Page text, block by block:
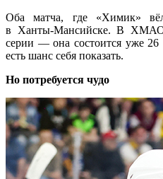
Оба матча, где «Химик»
в Ханты‑Мансийске. В ХМАО
серии — она состоится уже
есть шанс себя показать.
Но потребуется чудо